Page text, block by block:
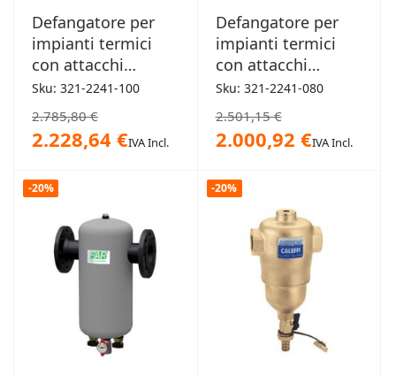
Defangatore per
impianti termici
con attacchi
flangiati 100mm
Sku: 321-2241-100
2.785,80 €
2.228,64 €IVA Incl.
Defangatore per
impianti termici
con attacchi
flangiati 80mm
Sku: 321-2241-080
2.501,15 €
2.000,92 €IVA Incl.
-20% -20%